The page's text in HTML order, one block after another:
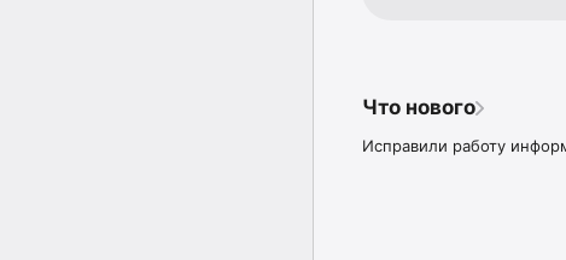
Что нового
Исправили работу